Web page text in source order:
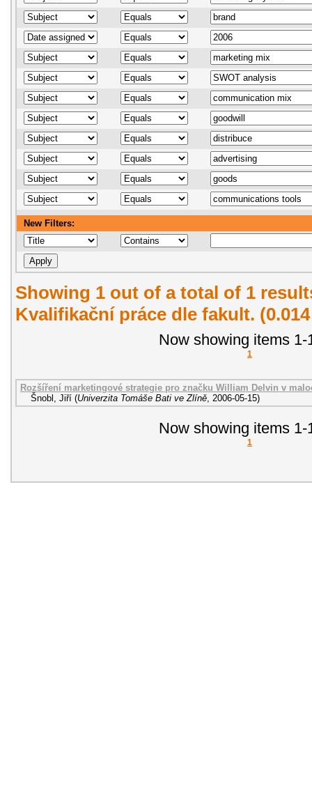
New Filters:
Showing 1 out of a total of 1
Kvalifikační práce dle fakult.
Now showing items 1-
1
Rozšíření marketingové strategie pro značku William Delvin v
Šnobl, Jiří (Univerzita Tomáše Bati ve Zlíně 2006-05-15)
Now showing items 1-
1